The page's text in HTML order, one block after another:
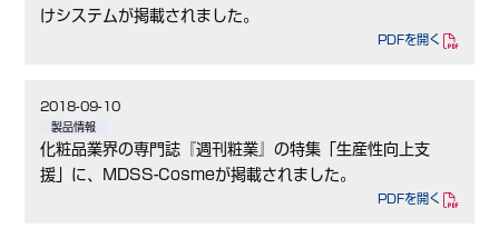
けシステムが掲載されました。
PDFを開く
2018-09-10
製品情報
化粧品業界の専門誌『週刊粧業』の特集「生産性向上支
援」に、MDSS-Cosmeが掲載されました。
PDFを開く